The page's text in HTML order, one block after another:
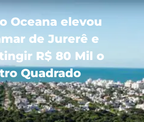
Oceana elevou
de Jurerê e
R$ 80 Mil o
Quadrado